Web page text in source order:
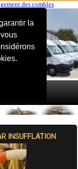
la
des combles
INSUFFLATION